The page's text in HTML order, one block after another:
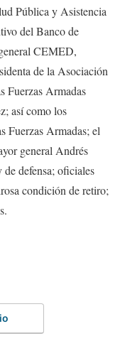
Pública y Asistencia
del Banco de
CEMED,
de la Asociación
Fuerzas Armadas
así como los
Fuerzas Armadas; el
general Andrés
defensa; oficiales
condición de retiro;